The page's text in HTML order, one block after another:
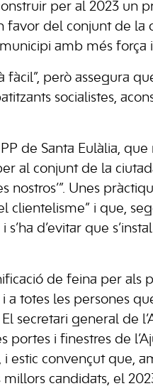
per al 2023 un
del conjunt de la
amb més força i
però assegura
socialistes,
de Santa Eulàlia,
al conjunt de la
nostros’”. Unes
i que,
d’evitar que
de feina per als
totes les persones
secretari general de
portes i finestres de
estic convençut que,
candidats, el